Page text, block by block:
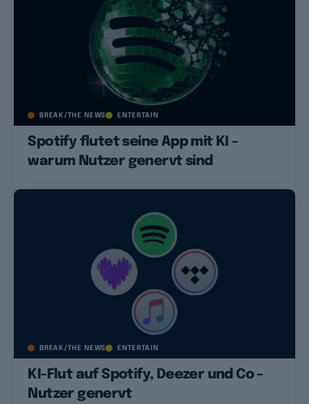
BREAK/THE NEWS ENTERTAIN
Spotify flutet seine App mit KI –
warum Nutzer genervt sind
BREAK/THE NEWS ENTERTAIN
KI-Flut auf Spotify, Deezer und Co –
Nutzer genervt